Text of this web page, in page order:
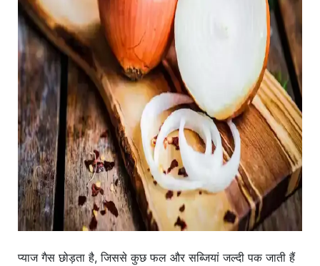
प्याज गैस छोड़ता है, जिससे कुछ फल और सब्जियां जल्दी पक जाती हैं